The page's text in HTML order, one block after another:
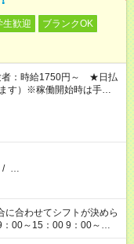
生歓迎
ブランクOK
者：時給1750円～ ★日払
す）※稼働開始時は手続き
/ …
00～15：00 9：00～